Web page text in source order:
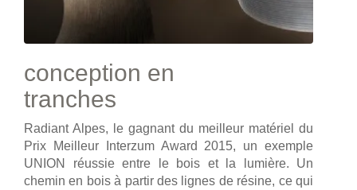
conception en
tranches
Radiant Alpes, le gagnant du meilleur matériel du
Prix Meilleur Interzum Award 2015, un exemple
UNION réussie entre le bois et la lumière. Un
chemin en bois à partir des lignes de résine, ce qui